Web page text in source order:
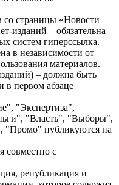
страницы «Новости
изданий – обязательна
систем гиперссылка.
в независимости от
материалов.
– должна быть
в первом абзаце
"Экспертиза",
"Власть", "Выборы",
"Промо" публикуются на
совместно с
републикация и